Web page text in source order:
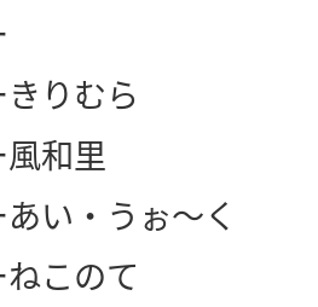
りむら
和里
い・うぉ～く
このて